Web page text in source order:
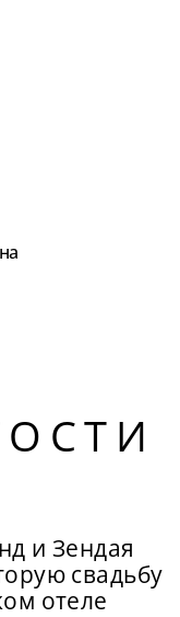
и Зендая
свадьбу
отеле